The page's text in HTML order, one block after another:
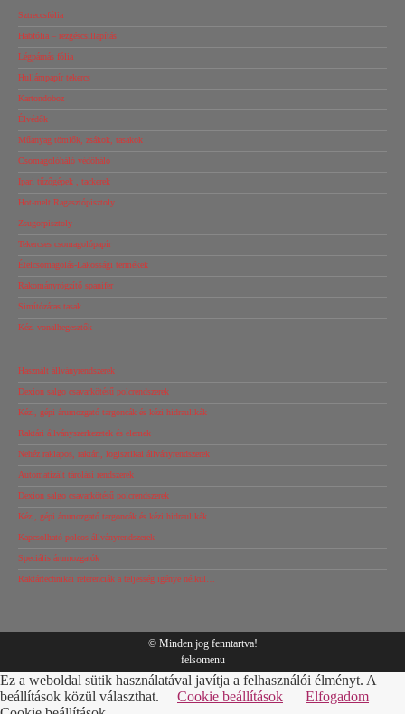
Sztreccsfólia
Habfólia – rezgéscsillapítás
Légpárnás fólia
Hullámpapír tekercs
Kartondoboz
Élvédők
Műanyag tömlők, zsákok, tasakok
Csomagolóháló védőháló
Ipari tűzőgépek , tackerek
Hot-melt Ragasztópisztoly
Zsugorpisztoly
Tekercses csomagolópapír
Ételcsomagolás-Lakossági termékek
Rakományrögzítő spanifer
Simítózáras tasak
Kézi vonalhegesztők
Használt állványrendszerek
Dexion salgo csavarkötésű polcrendszerek
Kézi, gépi árumozgató targoncák és kézi hidraulikák
Raktári állványszerkezetek és elemek
Nehéz raklapos, raktári, logisztikai állványrendszerek
Automatizált tárolási rendszerek
Dexion salgo csavarkötésű polcrendszerek
Kézi, gépi árumozgató targoncák és kézi hidraulikák
Kapcsolható polcos állványrendszerek
Speciális árumozgatók
Raktártechnikai referenciák a teljesség igénye nélkül…
© Minden jog fenntartva!
felsomenu
Ez a weboldal sütik használatával javítja a felhasználói élményt. A
beállítások közül választhat.
Cookie beállítások
Elfogadom